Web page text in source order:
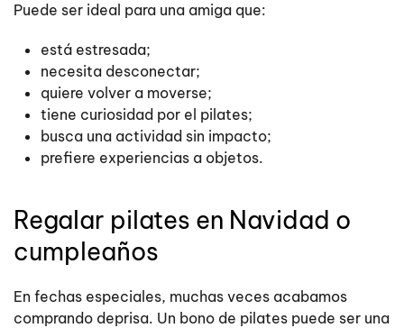
Puede ser ideal para una amiga que:
está estresada;
necesita desconectar;
quiere volver a moverse;
tiene curiosidad por el pilates;
busca una actividad sin impacto;
prefiere experiencias a objetos.
Regalar pilates en Navidad o
cumpleaños
En fechas especiales, muchas veces acabamos
comprando deprisa. Un bono de pilates puede ser una